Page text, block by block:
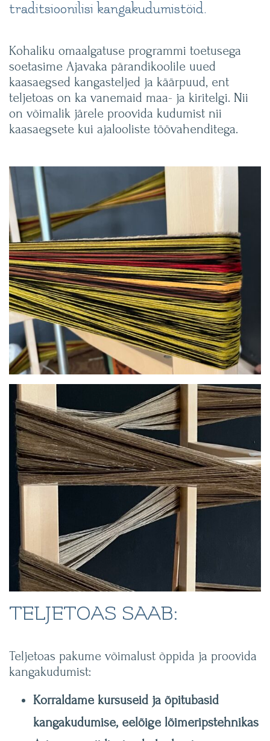
traditsioonilisi kangakudumistöid.
Kohaliku omaalgatuse programmi toetusega
soetasime Ajavaka pärandikoolile uued
kaasaegsed kangasteljed ja käärpuud, ent
teljetoas on ka vanemaid maa- ja kiritelgi. Nii
on võimalik järele proovida kudumist nii
kaasaegsete kui ajalooliste töövahenditega.
TELJETOAS SAAB:
Teljetoas pakume võimalust õppida ja proovida
kangakudumist:
Korraldame kursuseid ja õpitubasid
kangakudumise, eelõige lõimeripstehnikas